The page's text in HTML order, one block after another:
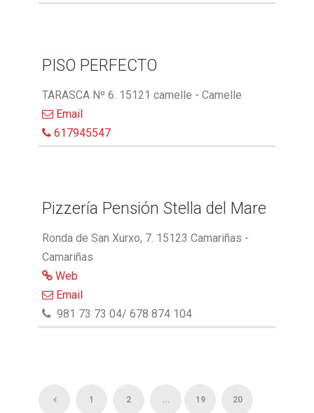
PISO PERFECTO
TARASCA Nº 6. 15121 camelle - Camelle
Email
617945547
Pizzería Pensión Stella del Mare
Ronda de San Xurxo, 7. 15123 Camariñas -
Camariñas
Web
Email
981 73 73 04/ 678 874 104
1 2 ... 19 20